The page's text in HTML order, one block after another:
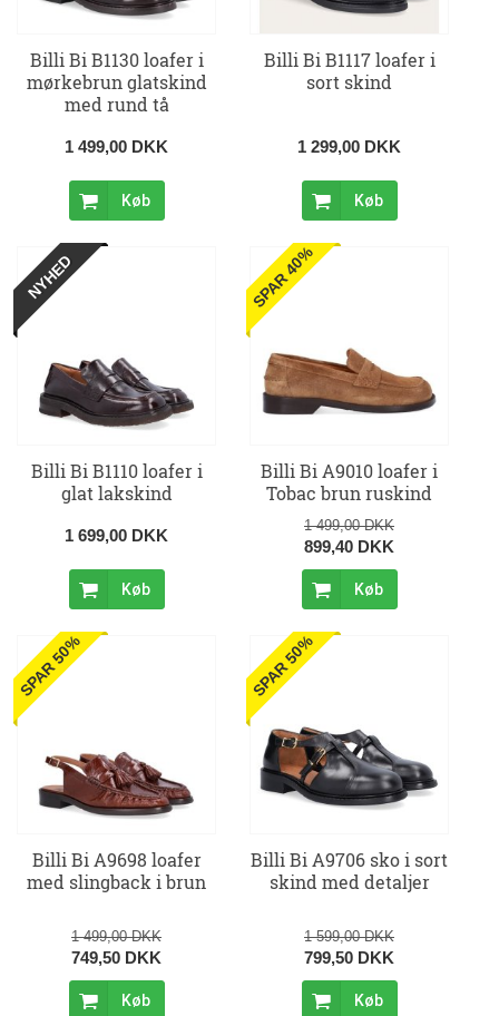
Billi Bi B1130 loafer i
mørkebrun glatskind
med rund tå
1 499,00 DKK
Køb
Billi Bi B1117 loafer i
sort skind
1 299,00 DKK
Køb
NYHED
Billi Bi B1110 loafer i
glat lakskind
1 699,00 DKK
Køb
SPAR 40%
Billi Bi A9010 loafer i
Tobac brun ruskind
1 499,00 DKK
899,40 DKK
Køb
SPAR 50%
Billi Bi A9698 loafer
med slingback i brun
1 499,00 DKK
749,50 DKK
Køb
SPAR 50%
Billi Bi A9706 sko i sort
skind med detaljer
1 599,00 DKK
799,50 DKK
Køb